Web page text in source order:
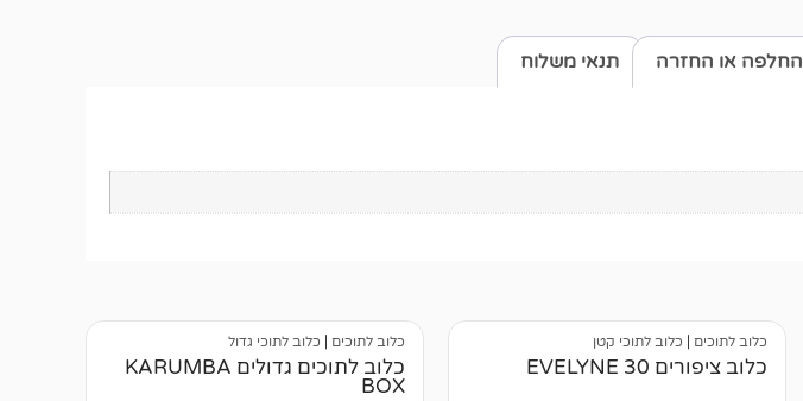
תנאי משלוח החלפה או החזרה
כלוב לתוכים כלוב לתוכי קטן
כלוב ציפורים EVELYNE 30
כלוב לתוכים כלוב לתוכי גדול
כלוב לתוכים גדולים KARUMBA
BOX